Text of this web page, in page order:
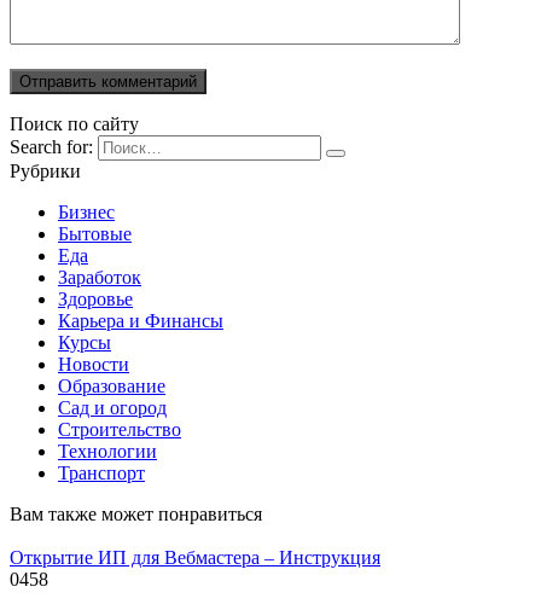
Поиск по сайту
Search for:
Рубрики
Бизнес
Бытовые
Еда
Заработок
Здоровье
Карьера и Финансы
Курсы
Новости
Образование
Сад и огород
Строительство
Технологии
Транспорт
Вам также может понравиться
Открытие ИП для Вебмастера – Инструкция
0458